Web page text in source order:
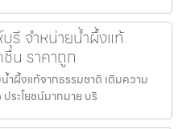
รี จำหน่ายน้ำผึ้งแท้
น ราคาถูก
ำผึ้งแท้จากธรรมชาติ เติมความ
ระโยชน์มากมาย บริ